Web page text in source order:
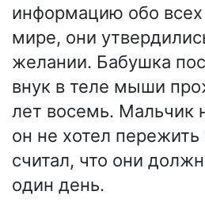
информацию обо
мире, они
желании. Бабушка
внук в теле мыши
лет восемь. Мальчик
он не хотел
считал, что они
один день.